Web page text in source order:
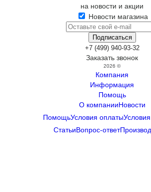
на новости и акции
Новости магазина
+7 (499) 940-93-32
Заказать звонок
2026 ©
Компания
Информация
Помощь
О компанииНовости
ПомощьУсловия оплаты
СтатьиВопрос-ответ